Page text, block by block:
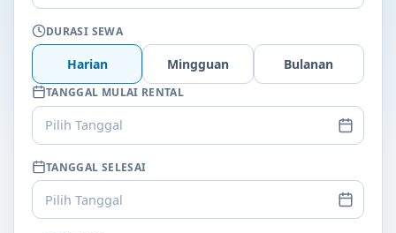
DURASI SEWA
Harian Mingguan Bulanan
TANGGAL MULAI RENTAL
Pilih Tanggal
TANGGAL SELESAI
Pilih Tanggal